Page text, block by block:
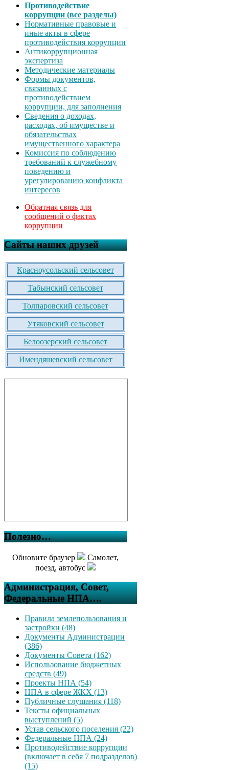
Противодействие
коррупции (все разделы)
Нормативные правовые и
иные акты в сфере
противодействия коррупции
Антикоррупционная
экспертиза
Методические материалы
Формы документов,
связанных с
противодействием
коррупции, для заполнения
Сведения о доходах,
расходах, об имуществе и
обязательствах
имущественного характера
Комиссия по соблюдению
требований к служебному
поведению и
урегулированию конфликта
интересов
Обратная связь для
сообщений о фактах
коррупции
Сайты наших друзей
Красноусольский сельсовет
Табынский сельсовет
Толпаровский сельсовет
Утяковский сельсовет
Белоозерский сельсовет
Имендяшевский сельсовет
Полезно…
Обновите браузер
Самолет,
поезд, автобус
Администрация, Совет,
Федеральные НПА….
Правила землепользования и
застройки (48)
Документы Администрации
(386)
Документы Совета (162)
Использование бюджетных
средств (49)
Проекты НПА (54)
НПА в сфере ЖКХ (13)
Публичные слушания (118)
Тексты официальных
выступлений (5)
Устав сельского поселения (22)
Федеральные НПА (24)
Противодействие коррупции
(включает в себя 7 подразделов)
(15)